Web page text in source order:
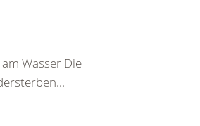
Wasser Die